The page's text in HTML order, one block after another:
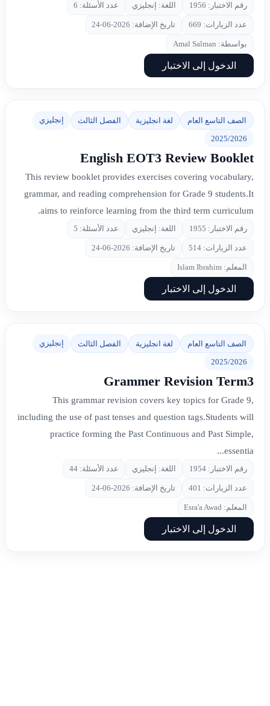
رقم الاختبار: 1956 اللغة: إنجليزي عدد الأسئلة: 6
عدد الزيارات: 669 تاريخ الإضافة: 2026-06-24
بواسطة: Amal Salman
الدخول إلى الاختبار
الصف التاسع العام لغة انجليزية الفصل الثالث إنجليزي
2025/2026
English EOT3 Review Booklet
This review booklet provides exercises covering vocabulary,
grammar, and reading comprehension for Grade 9 students.It
aims to reinforce learning from the third term curriculum.
رقم الاختبار: 1955 اللغة: إنجليزي عدد الأسئلة: 5
عدد الزيارات: 514 تاريخ الإضافة: 2026-06-24
المعلم: Islam Ibrahim
الدخول إلى الاختبار
الصف التاسع العام لغة انجليزية الفصل الثالث إنجليزي
2025/2026
Grammer Revision Term3
This grammar revision covers key topics for Grade 9,
including the use of past tenses and question tags.Students will
practice forming the Past Continuous and Past Simple,
essentia...
رقم الاختبار: 1954 اللغة: إنجليزي عدد الأسئلة: 44
عدد الزيارات: 401 تاريخ الإضافة: 2026-06-24
المعلم: Esra'a Awad
الدخول إلى الاختبار